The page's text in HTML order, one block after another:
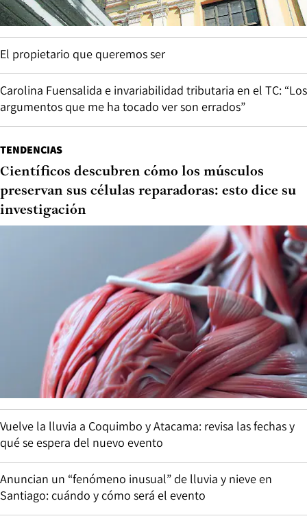
El propietario que queremos ser
Carolina Fuensalida e invariabilidad tributaria en el TC: “Los
argumentos que me ha tocado ver son errados”
TENDENCIAS
Científicos descubren cómo los músculos
preservan sus células reparadoras: esto dice su
investigación
Vuelve la lluvia a Coquimbo y Atacama: revisa las fechas y
qué se espera del nuevo evento
Anuncian un “fenómeno inusual” de lluvia y nieve en
Santiago: cuándo y cómo será el evento